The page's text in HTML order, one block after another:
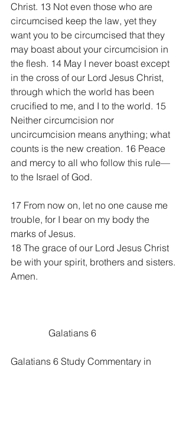
Christ. 13 Not even those who are
circumcised keep the law, yet they
want you to be circumcised that they
may boast about your circumcision in
the flesh. 14 May I never boast except
in the cross of our Lord Jesus Christ,
through which the world has been
crucified to me, and I to the world. 15
Neither circumcision nor
uncircumcision means anything; what
counts is the new creation. 16 Peace
and mercy to all who follow this rule—
to the Israel of God.
17 From now on, let no one cause me
trouble, for I bear on my body the
marks of Jesus.
18 The grace of our Lord Jesus Christ
be with your spirit, brothers and sisters.
Amen.
	      Galatians 6
Galatians 6 Study Commentary in